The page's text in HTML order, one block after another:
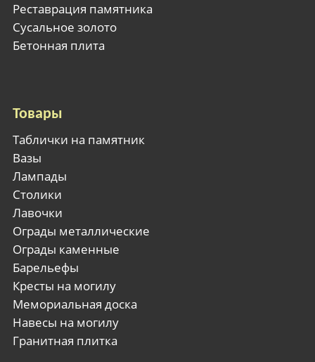
Реставрация памятника
Сусальное золото
Бетонная плита
Товары
Таблички на памятник
Вазы
Лампады
Столики
Лавочки
Ограды металлические
Ограды каменные
Барельефы
Кресты на могилу
Мемориальная доска
Навесы на могилу
Гранитная плитка